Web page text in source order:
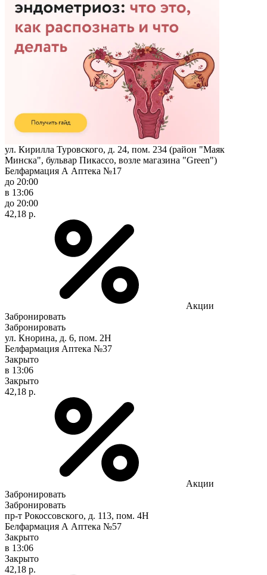
ул. Кирилла Туровского, д. 24, пом. 234 (район "Маяк
Минска", бульвар Пикассо, возле магазина "Green")
Белфармация А Аптека №17
до 20:00
в 13:06
до 20:00
42,18 р.
Акции
Забронировать
Забронировать
ул. Кнорина, д. 6, пом. 2Н
Белфармация Аптека №37
Закрыто
в 13:06
Закрыто
42,18 р.
Акции
Забронировать
Забронировать
пр-т Рокоссовского, д. 113, пом. 4Н
Белфармация А Аптека №57
Закрыто
в 13:06
Закрыто
42,18 р.